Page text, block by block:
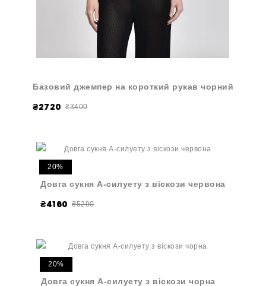
Базовий джемпер на короткий рукав чорний
₴2720 ₴3400
20%
Довга сукня A-силуету з віскози червона
₴4160 ₴5200
20%
Довга сукня A-силуету з віскози чорна